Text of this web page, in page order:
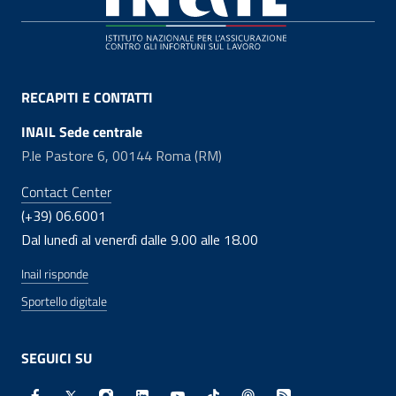
RECAPITI E CONTATTI
INAIL Sede centrale
P.le Pastore 6, 00144 Roma (RM)
Contact Center
(+39) 06.6001
Dal lunedì al venerdì dalle 9.00 alle 18.00
Inail risponde
Sportello digitale
SEGUICI SU